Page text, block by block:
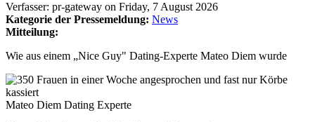
Verfasser: pr-gateway on Friday, 7 August 2026
Kategorie der Pressemeldung: News
Mitteilung:
Wie aus einem „Nice Guy" Dating-Experte Mateo Diem wurde
Mateo Diem Dating Experte